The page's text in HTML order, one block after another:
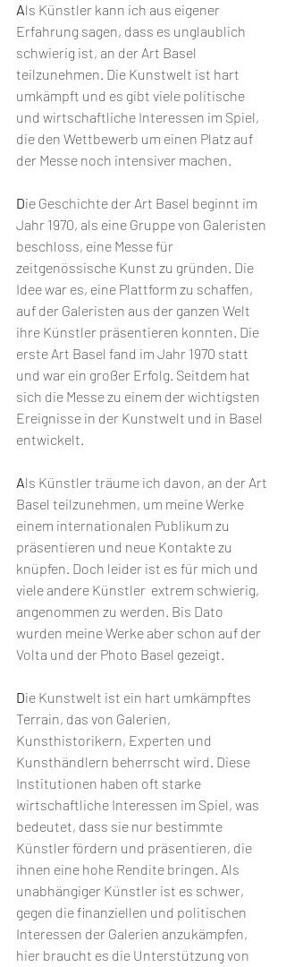
Als Künstler kann ich aus eigener
Erfahrung sagen, dass es unglaublich
schwierig ist, an der Art Basel
teilzunehmen. Die Kunstwelt ist hart
umkämpft und es gibt viele politische
und wirtschaftliche Interessen im Spiel,
die den Wettbewerb um einen Platz auf
der Messe noch intensiver machen.
Die Geschichte der Art Basel beginnt im
Jahr 1970, als eine Gruppe von Galeristen
beschloss, eine Messe für
zeitgenössische Kunst zu gründen. Die
Idee war es, eine Plattform zu schaffen,
auf der Galeristen aus der ganzen Welt
ihre Künstler präsentieren konnten. Die
erste Art Basel fand im Jahr 1970 statt
und war ein großer Erfolg. Seitdem hat
sich die Messe zu einem der wichtigsten
Ereignisse in der Kunstwelt und in Basel
entwickelt.
Als Künstler träume ich davon, an der Art
Basel teilzunehmen, um meine Werke
einem internationalen Publikum zu
präsentieren und neue Kontakte zu
knüpfen. Doch leider ist es für mich und
viele andere Künstler  extrem schwierig,
angenommen zu werden. Bis Dato
wurden meine Werke aber schon auf der
Volta und der Photo Basel gezeigt.
Die Kunstwelt ist ein hart umkämpftes
Terrain, das von Galerien,
Kunsthistorikern, Experten und
Kunsthändlern beherrscht wird. Diese
Institutionen haben oft starke
wirtschaftliche Interessen im Spiel, was
bedeutet, dass sie nur bestimmte
Künstler fördern und präsentieren, die
ihnen eine hohe Rendite bringen. Als
unabhängiger Künstler ist es schwer,
gegen die finanziellen und politischen
Interessen der Galerien anzukämpfen,
hier braucht es die Unterstützung von